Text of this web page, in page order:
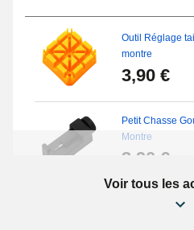
Outil Réglage
montre
3,90 €
Petit Chasse
Montre
3,90 €
Chasses
Voir tous les